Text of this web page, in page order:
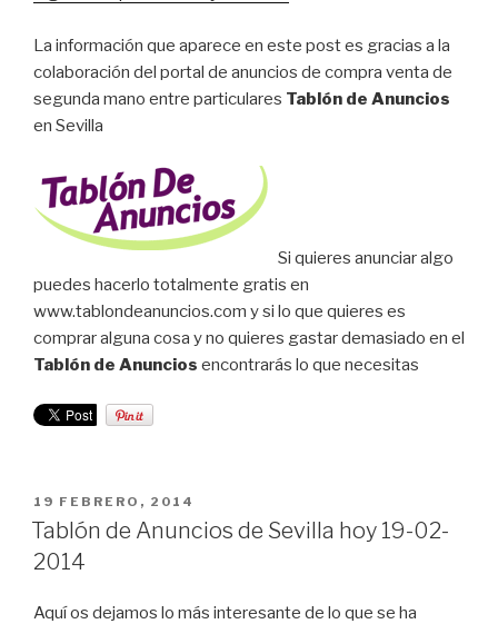
La información que aparece en este post es gracias a la
colaboración del portal de anuncios de compra venta de
segunda mano entre particulares Tablón de Anuncios
en Sevilla
Si quieres anunciar algo
puedes hacerlo totalmente gratis en
www.tablondeanuncios.com y si lo que quieres es
comprar alguna cosa y no quieres gastar demasiado en el
Tablón de Anuncios encontrarás lo que necesitas
PUBLICADO
EL
19 FEBRERO, 2014
Tablón de Anuncios de Sevilla hoy 19-02-
2014
Aquí os dejamos lo más interesante de lo que se ha